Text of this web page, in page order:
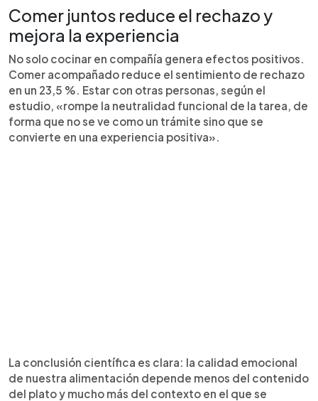
Comer juntos reduce el rechazo y
mejora la experiencia
No solo cocinar en compañía genera efectos positivos.
Comer acompañado reduce el sentimiento de rechazo
en un 23,5 %. Estar con otras personas, según el
estudio, «rompe la neutralidad funcional de la tarea, de
forma que no se ve como un trámite sino que se
convierte en una experiencia positiva».
La conclusión científica es clara: la calidad emocional
de nuestra alimentación depende menos del contenido
del plato y mucho más del contexto en el que se